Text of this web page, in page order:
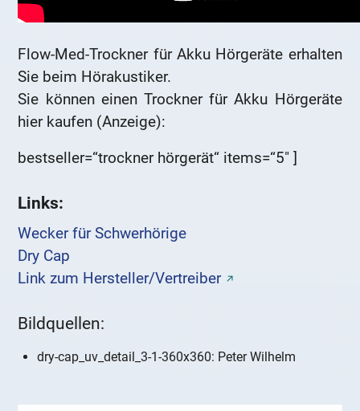
Flow-Med-Trockner für Akku Hörgeräte erhalten
Sie beim Hörakustiker.
Sie können einen Trockner für Akku Hörgeräte
hier kaufen (Anzeige):
bestseller=“trockner hörgerät“ items=“5″ ]
Links:
Wecker für Schwerhörige
Dry Cap
Link zum Hersteller/Vertreiber
Bildquellen:
dry-cap_uv_detail_3-1-360x360: Peter Wilhelm